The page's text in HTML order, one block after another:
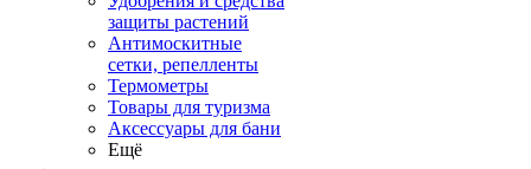
защиты растений
Антимоскитные
сетки, репелленты
Термометры
Товары для туризма
Аксессуары для бани
Ещё